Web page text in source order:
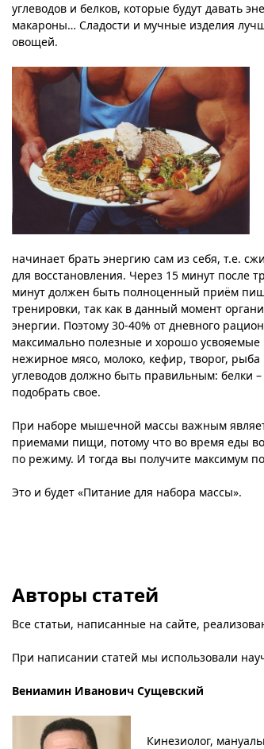
углеводов и белков, которые будут давать
макароны… Сладости и мучные изделия
овощей.
начинает брать энергию сам из себя, т.е.
для восстановления. Через 15 минут после
минут должен быть полноценный приём
тренировки, так как в данный момент
энергии. Поэтому 30-40% от дневного
максимально полезные и хорошо
нежирное мясо, молоко, кефир, творог,
углеводов должно быть правильным: белки
подобрать свое.
При наборе мышечной массы важным
приемами пищи, потому что во время еды
по режиму. И тогда вы получите максимум
Это и будет «Питание для набора массы».
Авторы статей
Все статьи, написанные на сайте,
При написании статей мы использовали
Вениамин Иванович Сущевский
Кинезиолог,